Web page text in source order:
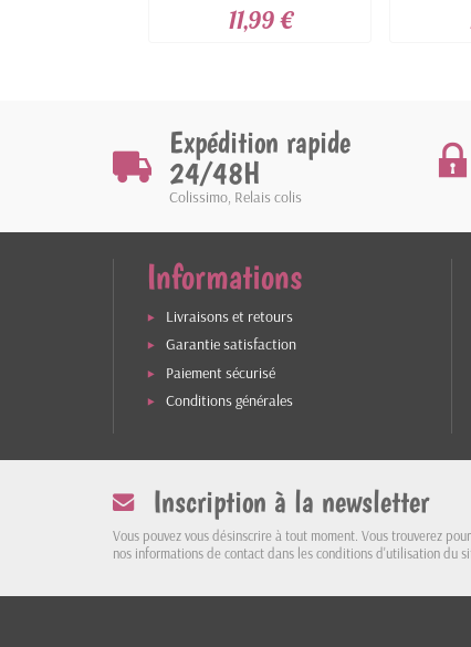
et...
11,99 €
Expédition rapide
24/48H
Colissimo, Relais colis
Informations
Livraisons et retours
Garantie satisfaction
Paiement sécurisé
Conditions générales
Inscription à la newsletter
Vous pouvez vous désinscrire à tout moment. Vous trouverez
nos informations de contact dans les conditions d'utilisation du